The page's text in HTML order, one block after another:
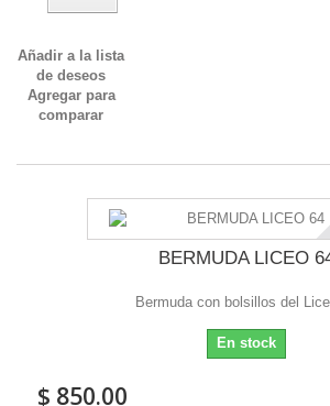
Añadir a la lista
de deseos
Agregar para
comparar
BERMUDA LICEO
Bermuda con bolsillos del
En stock
$ 850.00